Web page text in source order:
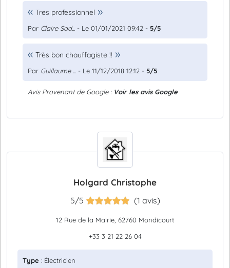
Tres professionnel
Par Claire Sad... - Le 01/01/2021 09:42 - 5/5
Très bon chauffagiste !!
Par Guillaume ... - Le 11/12/2018 12:12 - 5/5
Avis Provenant de Google : Voir les avis Google
Holgard Christophe
5/5 (1 avis)
12 Rue de la Mairie, 62760 Mondicourt
+33 3 21 22 26 04
Type : Électricien